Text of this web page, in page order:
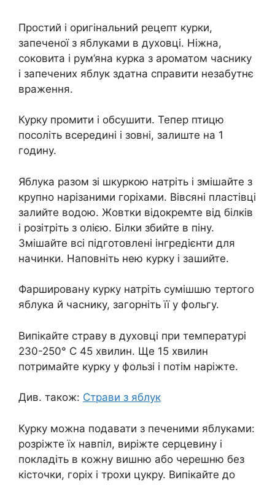
Простий і оригінальний рецепт курки,
запеченої з яблуками в духовці. Ніжна,
соковита і рум’яна курка з ароматом часнику
і запечених яблук здатна справити незабутнє
враження.
Курку промити і обсушити. Тепер птицю
посоліть всередині і зовні, залиште на 1
годину.
Яблука разом зі шкуркою натріть і змішайте з
крупно нарізаними горіхами. Вівсяні пластівці
залийте водою. Жовтки відокремте від білків
і розітріть з олією. Білки збийте в піну.
Змішайте всі підготовлені інгредієнти для
начинки. Наповніть нею курку і зашийте.
Фаршировану курку натріть сумішшю тертого
яблука й часнику, загорніть її у фольгу.
Випікайте страву в духовці при температурі
230-250° C 45 хвилин. Ще 15 хвилин
потримайте курку у фользі і потім наріжте.
Див. також: Страви з яблук
Курку можна подавати з печеними яблуками:
розріжте їх навпіл, виріжте серцевину і
покладіть в кожну вишню або черешню без
кісточки, горіх і трохи цукру. Випікайте до